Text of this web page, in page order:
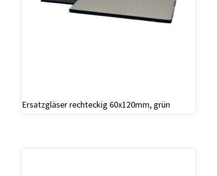
Ersatzgläser rechteckig 60x120mm, grün